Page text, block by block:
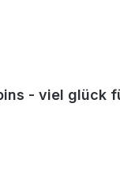
- viel glück